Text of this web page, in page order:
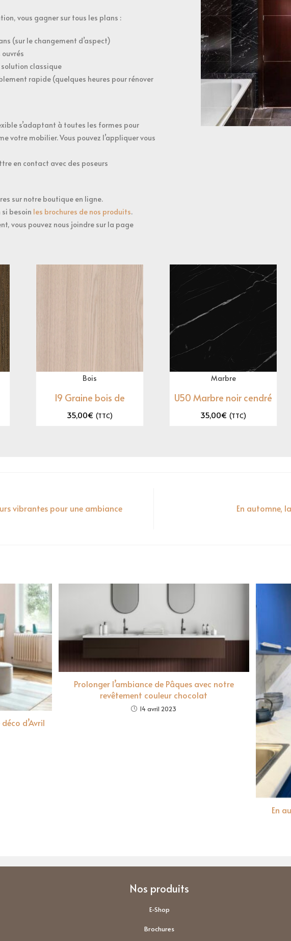
vous gagner sur tous les plans :
(sur le changement d’aspect)
classique
rapide (quelques heures pour rénover
s’adaptant à toutes les formes pour
votre mobilier. Vous pouvez l’appliquer vous
en contact avec des poseurs
sur notre boutique en ligne.
besoin les brochures de nos produits.
vous pouvez nous joindre sur la page
Bois
I9 Graine bois de
35,00€ (TTC)
Marbre
U50 Marbre noir cendré
35,00€ (TTC)
vibrantes pour une ambiance
En automne,
d’Avril
Prolonger l’ambiance de Pâques avec notre
revêtement couleur chocolat
14 avril 2023
En
Nos produits
E-Shop
Brochures